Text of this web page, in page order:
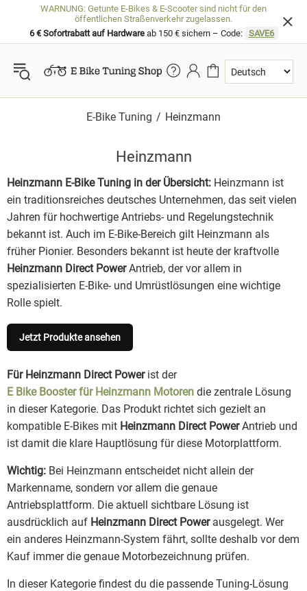
WARNUNG: Getunte E-Bikes & E-Scooter sind nicht für den
öffentlichen Straßenverkehr zugelassen.
6 € Sofortrabatt auf Hardwareab 150 € sichern – Code: SAVE6
E-Bike Tuning Heinzmann
Heinzmann
Heinzmann E-Bike Tuning in der Übersicht: Heinzmann ist
ein traditionsreiches deutsches Unternehmen, das seit vielen
Jahren für hochwertige Antriebs- und Regelungstechnik
bekannt ist. Auch im E-Bike-Bereich gilt Heinzmann als
früher Pionier. Besonders bekannt ist heute der kraftvolle
Heinzmann Direct PowerAntrieb, der vor allem in
spezialisierten E-Bike- und Umrüstlösungen eine wichtige
Rolle spielt.
Jetzt Produkte ansehen
Für Heinzmann Direct Powerist der
E Bike Booster für Heinzmann Motoren die zentrale Lösung
in dieser Kategorie. Das Produkt richtet sich gezielt an
kompatible E-Bikes mit Heinzmann Direct PowerAntrieb und
ist damit die klare Hauptlösung für diese Motorplattform.
Wichtig: Bei Heinzmann entscheidet nicht allein der
Markenname, sondern vor allem die genaue
Antriebsplattform. Die aktuell sichtbare Lösung ist
ausdrücklich auf Heinzmann Direct Powerausgelegt. Wer
ein anderes Heinzmann-System fährt, sollte deshalb vor dem
Kauf immer die genaue Motorbezeichnung prüfen.
In dieser Kategorie findest du die passende Tuning-Lösung